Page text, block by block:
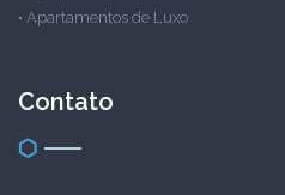
• Apartamentos de Luxo
Contato